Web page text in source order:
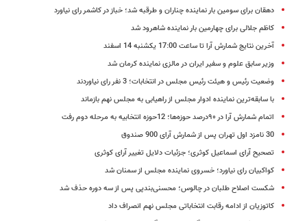
دهقان برای سومین بار نماینده چناران و طرقبه شد؛ خباز در کاشمر رای نیاورد
کاظم جلالی برای چهارمین بار نماینده شاهرود شد
آخرین نتایج شمارش آرا تا ساعت 17:00 یکشنبه 14 اسفند
وزیر سابق علوم و سفیر ایران در مالزی نماینده کرمان شد
وضعیت رئیس و هیئت رئیس مجلس در انتخابات؛ 3 نفر رای نیاوردند
با سابقه‌ترین نماینده ادوار مجلس از راهیابی به مجلس نهم بازماند
اتمام شمارش آرا در ۹۰درصد حوزه‌ها؛ 12حوزه انتخابیه به مرحله دوم رفت
30 نامزد اول تهران پس از شمارش آرای 900 صندوق
تصحیح آرای اسماعیل کوثری؛ جزئیات دلایل تغییر آرای کوثری
کواکبیان رای نیاورد؛ خسروی نماینده مجلس از سمنان شد
شکست اصلاح طلبان در چالوس؛ محسنی‌بندپی پس از سه دوره حذف شد
کاتوزیان از ادامه رقابت انتخاباتی مجلس نهم انصراف داد